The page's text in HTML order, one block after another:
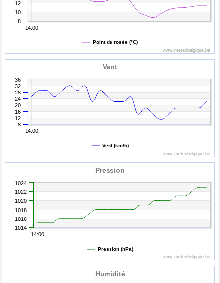
Point de rosée (°C)
14:00
8
10
12
www.meteobelgique.be
Vent
Vent (km/h)
14:00
8
12
16
20
24
28
32
36
www.meteobelgique.be
Pression
Pression (hPa)
14:00
1014
1016
1018
1020
1022
1024
www.meteobelgique.be
Humidité